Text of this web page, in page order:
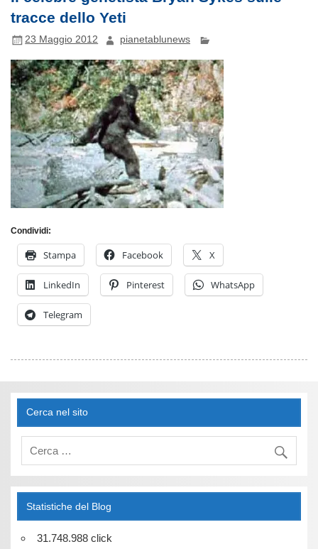
tracce dello Yeti
23 Maggio 2012 pianetablunews
Condividi:
Stampa Facebook X
LinkedIn Pinterest WhatsApp
Telegram
Cerca nel sito
Statistiche del Blog
31.748.988 click